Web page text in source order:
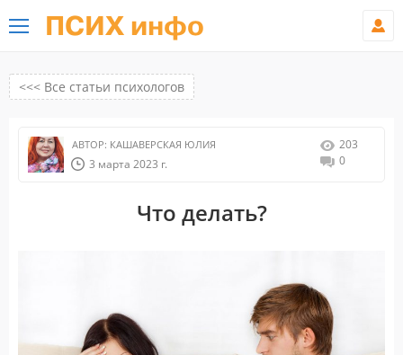
ПСИХ инфо
<<< Все статьи психологов
АВТОР: КАШАВЕРСКАЯ ЮЛИЯ
3 марта 2023 г.
203
0
Что делать?